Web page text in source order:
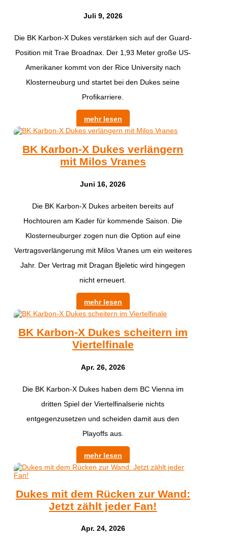
Juli 9, 2026
Die BK Karbon-X Dukes verstärken sich auf der Guard-
Position mit Trae Broadnax. Der 1,93 Meter große US-
Amerikaner kommt von der Rice University nach
Klosterneuburg und startet bei den Dukes seine
Profikarriere.
mehr lesen
BK Karbon-X Dukes verlängern
mit Milos Vranes
Juni 16, 2026
Die BK Karbon-X Dukes arbeiten bereits auf
Hochtouren am Kader für kommende Saison. Die
Klosterneuburger zogen nun die Option auf eine
Vertragsverlängerung mit Milos Vranes um ein weiteres
Jahr. Der Vertrag mit Dragan Bjeletic wird hingegen
nicht erneuert.
mehr lesen
BK Karbon-X Dukes scheitern im
Viertelfinale
Apr. 26, 2026
Die BK Karbon-X Dukes haben dem BC Vienna im
dritten Spiel der Viertelfinalserie nichts
entgegenzusetzen und scheiden damit aus den
Playoffs aus.
mehr lesen
Dukes mit dem Rücken zur Wand:
Jetzt zählt jeder Fan!
Apr. 24, 2026